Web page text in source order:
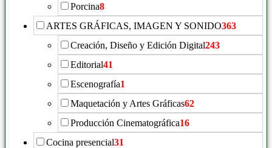
Porcina8
ARTES GRÁFICAS, IMAGEN Y SONIDO363
Creación, Diseño y Edición Digital243
Editorial41
Escenografía1
Maquetación y Artes Gráficas62
Producción Cinematográfica16
Cocina presencial31